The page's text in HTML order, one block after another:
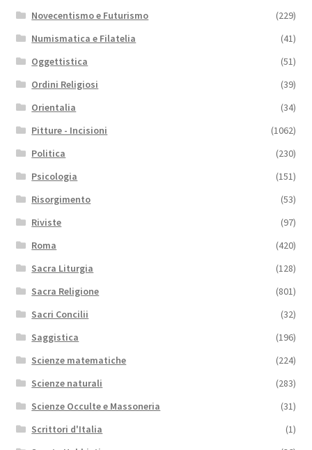
Novecentismo e Futurismo
(229)
Numismatica e Filatelia
(41)
Oggettistica
(51)
Ordini Religiosi
(39)
Orientalia
(34)
Pitture - Incisioni
(1062)
Politica
(230)
Psicologia
(151)
Risorgimento
(53)
Riviste
(97)
Roma
(420)
Sacra Liturgia
(128)
Sacra Religione
(801)
Sacri Concilii
(32)
Saggistica
(196)
Scienze matematiche
(224)
Scienze naturali
(283)
Scienze Occulte e Massoneria
(31)
Scrittori d'Italia
(1)